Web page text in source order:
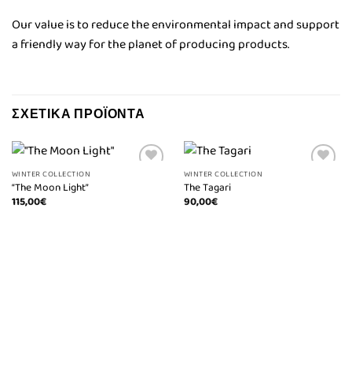
Our value is to reduce the environmental impact and support
a friendly way for the planet of producing products.
ΣΧΕΤΙΚΆ ΠΡΟΪΌΝΤΑ
WINTER COLLECTION
“The Moon Light”
115,00€
WINTER COLLECTION
The Tagari
90,00€